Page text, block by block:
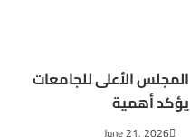
المجلس الأعلى للجامعات
يؤكد أهمية